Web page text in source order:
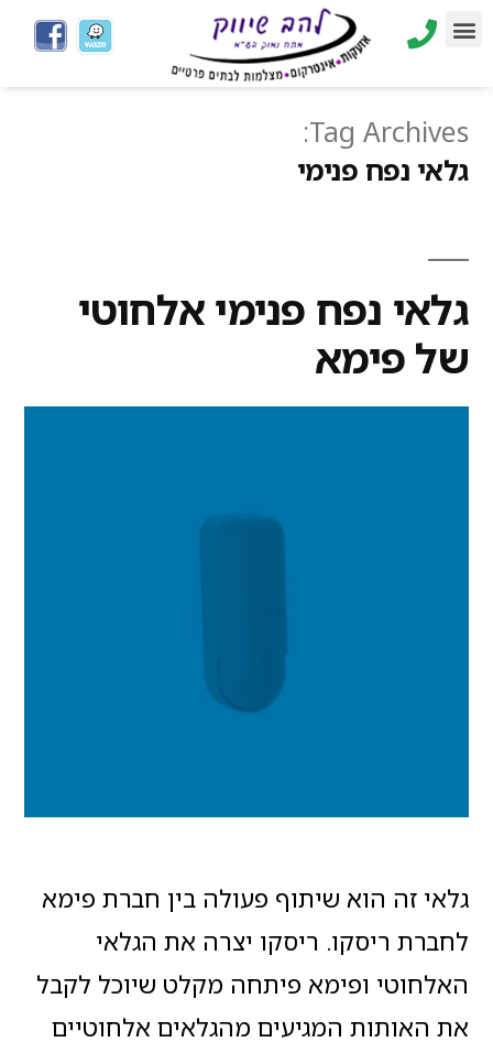
Tag Archives:
גלאי נפח פנימי
גלאי נפח פנימי אלחוטי
של פימא
גלאי זה הוא שיתוף פעולה בין חברת פימא
לחברת ריסקו. ריסקו יצרה את הגלאי
האלחוטי ופימא פיתחה מקלט שיוכל לקבל
את האותות המגיעים מהגלאים אלחוטיים